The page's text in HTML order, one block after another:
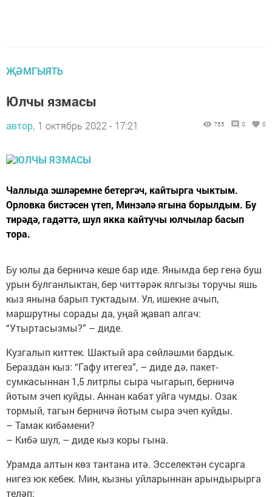
ҖӘМГЫЯТЬ
Юлчы язмасы
автор, 1 октябрь 2022 - 17:21 755 0 0
Чаллыда эшләремне бетергәч, кайтырга чыктым.
Орловка бистәсен үтеп, Минзәлә ягына борылдым. Бу
тирәдә, гадәттә, шул якка кайтучы юлчылар басып
тора.
Бу юлы да берничә кеше бар иде. Янымда бер генә буш
урын булганлыктан, бер читтәрәк ялгызы торучы яшь
кыз янына барып туктадым. Ул, ишекне ачып,
маршрутны сорады да, уңай җавап алгач:
“Утыртасызмы?” – диде.
Кузгалып киттек. Шактый ара сөйләшми бардык.
Бераздан кыз: “Гафу итегез”, – диде дә, пакет-
сумкасыннан 1,5 литрлы сыра чыгарып, берничә
йотым эчеп куйды. Аннан кабат уйга чумды. Озак
тормый, тагын берничә йотым сыра эчеп куйды.
– Тамак кибәмени?
– Кибә шул, – диде кыз коры гына.
Урамда алтын көз тантана итә. Эсселектән сусарга
нигез юк кебек. Мин, кызны уйларыннан арындырырга
теләп: